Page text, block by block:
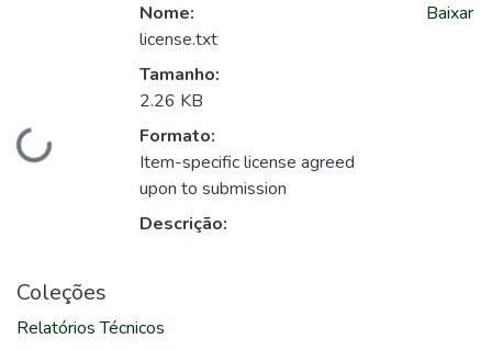
Carregando...
Nome:
license.txt
Tamanho:
2.26 KB
Formato:
Item-specific license agreed
upon to submission
Descrição:
Baixar
Coleções
Relatórios Técnicos